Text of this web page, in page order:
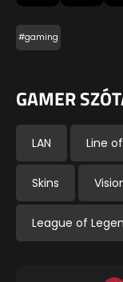
#gaming
GAMER
LAN Line
Skins
League of